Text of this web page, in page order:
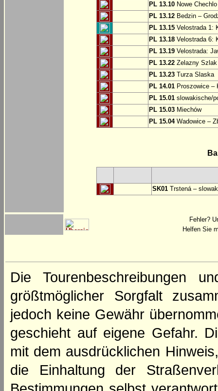
PL 13.10 Nowe
PL 13.12 Bedzin –
PL 13.15 Velostrada 1:
PL 13.18 Velostrada 6:
PL 13.19 Velostrada:
PL 13.22 Zelazny Szlak
PL 13.23 Turza Slaska
PL 14.01 Proszowice –
PL 15.01 slowakische/
PL 15.03 Miechów
PL 15.04Wadowice –
SK01 Trstená –
Fehler?
Helfen Sie
Die Tourenbeschreibungen
größtmöglicher Sorgfalt
jedoch keine Gewähr
geschieht auf eigene Gefahr.
mit dem ausdrücklichen
die Einhaltung der